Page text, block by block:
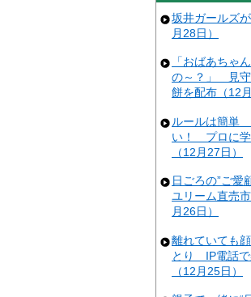
坂井ガールズ
月28日）
「おばあちゃ
の～？」 見守
餅を配布（12月
ルールは簡単
い！ プロに学
（12月27日）
日ごろの”ご愛
ユリーム直売
月26日）
離れていても
とり IP電話で
（12月25日）